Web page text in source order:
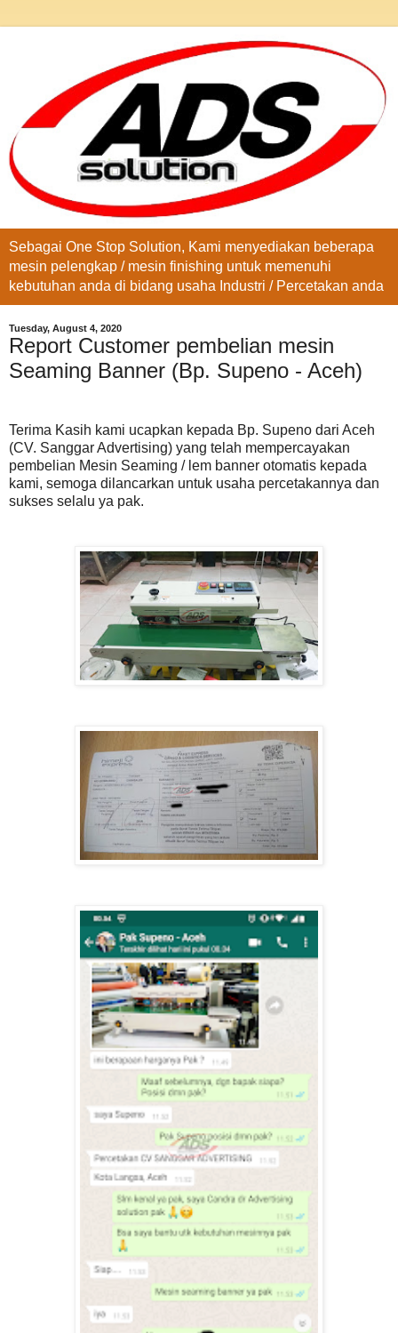
Sebagai One Stop Solution, Kami menyediakan beberapa
mesin pelengkap / mesin finishing untuk memenuhi
kebutuhan anda di bidang usaha Industri / Percetakan anda
Tuesday, August 4, 2020
Report Customer pembelian mesin
Seaming Banner (Bp. Supeno - Aceh)
Terima Kasih kami ucapkan kepada Bp. Supeno dari Aceh
(CV. Sanggar Advertising) yang telah mempercayakan
pembelian Mesin Seaming / lem banner otomatis kepada
kami, semoga dilancarkan untuk usaha percetakannya dan
sukses selalu ya pak.